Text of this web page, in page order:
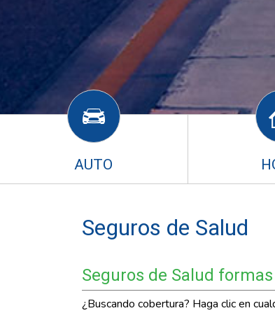
AUTO
Seguros de Salud
Seguros de Salud
¿Buscando cobertura? Haga clic en